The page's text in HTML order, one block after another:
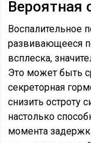
Вероятная
Воспалительное
развивающееся
всплеска,
Это может быть
секреторная
снизить остроту
настолько
момента